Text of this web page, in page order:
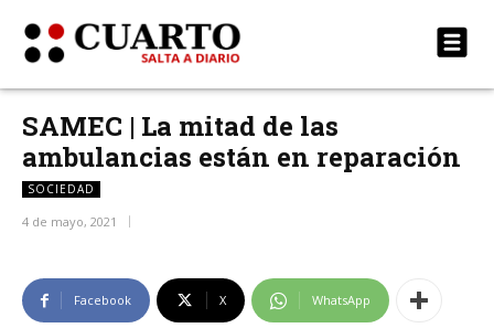
SAMEC | La mitad de las
ambulancias están en reparación
SOCIEDAD
4 de mayo, 2021
Facebook X WhatsApp